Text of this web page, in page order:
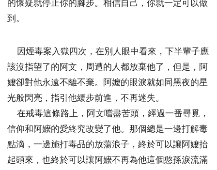
的懷疑就停止你的腳步。相信自己，你就一定可以做
到。
因煙毒案入獄四次，在別人眼中看來，下半輩子應
該沒指望了的阿文，周遭的人都放棄他了，但是，阿
嬤卻對他永遠不離不棄。阿嬤的眼淚就如同黑夜的星
光般閃亮，指引他緩步前進，不再迷失。
在戒毒這條路上，阿文嚐盡苦頭，經過一番尋覓，
信仰和阿嬤的愛終究改變了他。那個總是一邊打解毒
點滴，一邊施打毒品的放蕩浪子，終於可以讓阿嬤抬
起頭來，也終於可以讓阿嬤不再為他這個憨孫淚流滿